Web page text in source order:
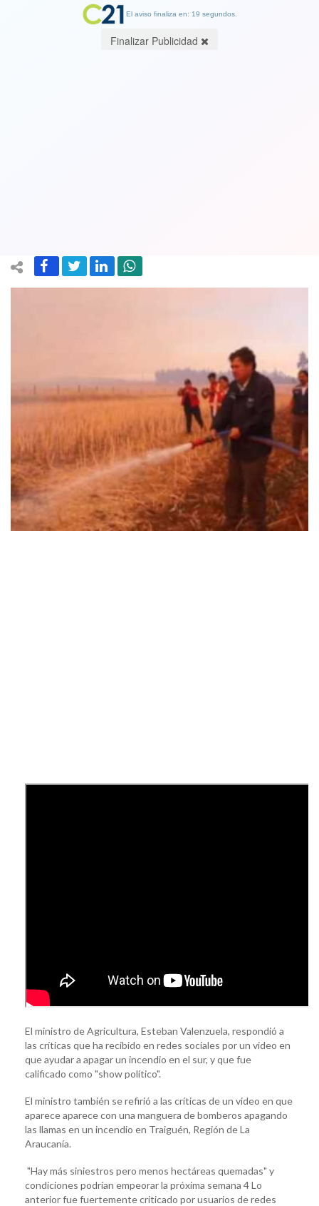
El ministro de Agricultura, Esteban Valenzuela, respondió a
las críticas que ha recibido en redes sociales por un video en
que ayudar a apagar un incendio en el sur, y que fue
calificado como "show político".
El ministro también se refirió a las críticas de un video en que
aparece aparece con una manguera de bomberos apagando
las llamas en un incendio en Traiguén, Región de La
Araucanía.
"Hay más siniestros pero menos hectáreas quemadas" y
condiciones podrían empeorar la próxima semana 4 Lo
anterior fue fuertemente criticado por usuarios de redes
El aviso finaliza en: 19 segundos.
Finalizar Publicidad